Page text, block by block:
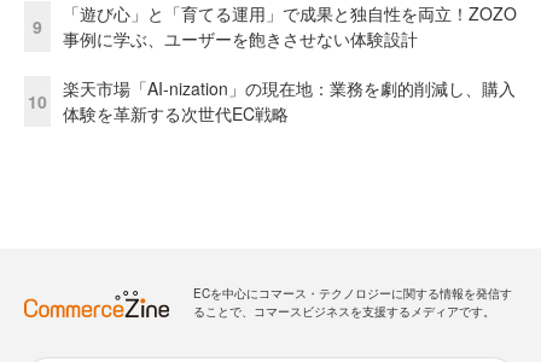
9
「遊び心」と「育てる運用」で成果と独自性を両立！ZOZO
事例に学ぶ、ユーザーを飽きさせない体験設計
10
楽天市場「AI-nization」の現在地：業務を劇的削減し、購入
体験を革新する次世代EC戦略
ECを中心にコマース・テクノロジーに関する情報を発信す
ることで、コマースビジネスを支援するメディアです。